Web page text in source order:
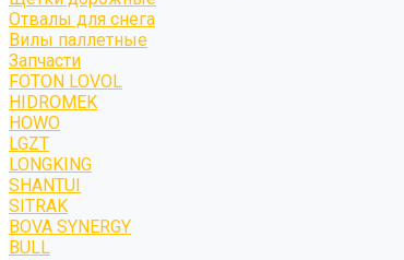
Отвалы для снега
Вилы паллетные
Запчасти
FOTON LOVOL
HIDROMEK
HOWO
LGZT
LONGKING
SHANTUI
SITRAK
BOVA SYNERGY
BULL